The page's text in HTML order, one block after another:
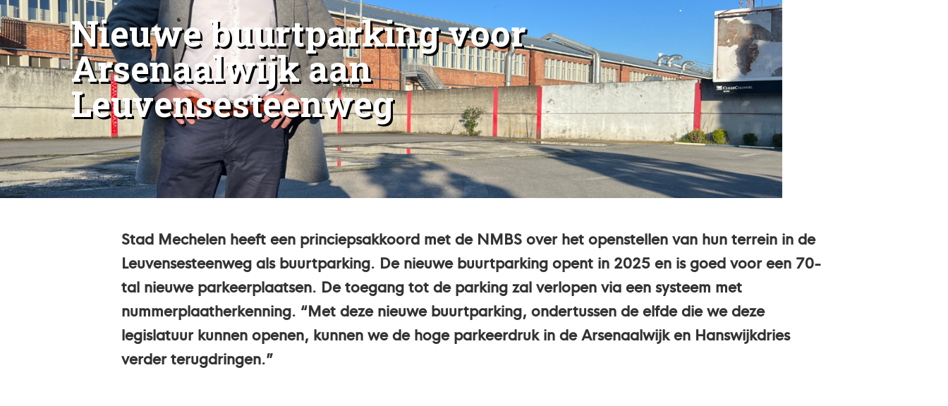
Nieuwe buurtparking voor
Arsenaalwijk aan
Leuvensesteenweg
Stad Mechelen heeft een princiepsakkoord met de NMBS over het openstellen van hun terrein in de
Leuvensesteenweg als buurtparking. De nieuwe buurtparking opent in 2025 en is goed voor een 70-
tal nieuwe parkeerplaatsen. De toegang tot de parking zal verlopen via een systeem met
nummerplaatherkenning. “Met deze nieuwe buurtparking, ondertussen de elfde die we deze
legislatuur kunnen openen, kunnen we de hoge parkeerdruk in de Arsenaalwijk en Hanswijkdries
verder terugdringen.”